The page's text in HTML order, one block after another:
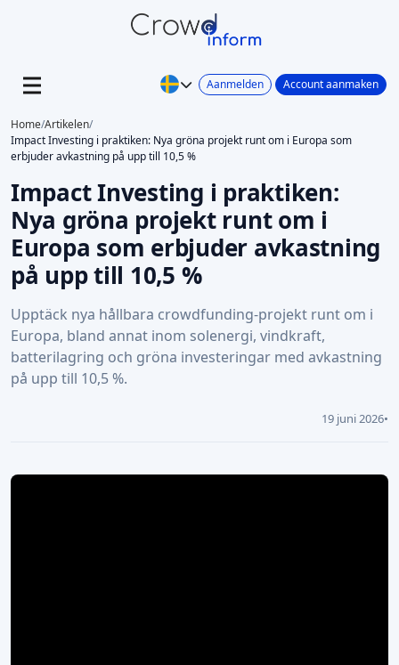
Aanmelden Account aanmaken
Home/Artikelen/
Impact Investing i praktiken: Nya gröna projekt runt om i Europa som
erbjuder avkastning på upp till 10,5 %
Impact Investing i praktiken:
Nya gröna projekt runt om i
Europa som erbjuder avkastning
på upp till 10,5 %
Upptäck nya hållbara crowdfunding-projekt runt om i
Europa, bland annat inom solenergi, vindkraft,
batterilagring och gröna investeringar med avkastning
på upp till 10,5 %.
19 juni 2026•